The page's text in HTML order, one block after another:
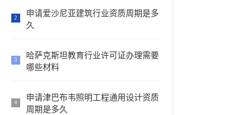
2
申请爱沙尼亚建筑行业资质周期是多
久
3
哈萨克斯坦教育行业许可证办理需要
哪些材料
4
申请津巴布韦照明工程通用设计资质
周期是多久